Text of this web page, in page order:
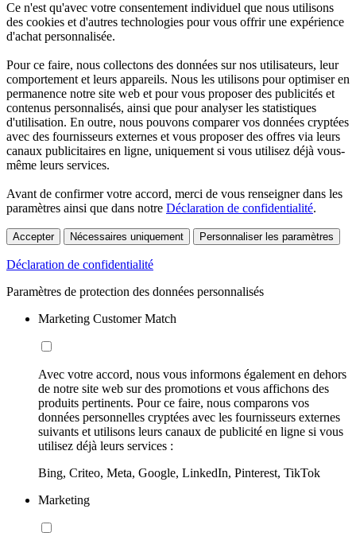
Ce n'est qu'avec votre consentement individuel que nous utilisons
des cookies et d'autres technologies pour vous offrir une expérience
d'achat personnalisée.
Pour ce faire, nous collectons des données sur nos utilisateurs, leur
comportement et leurs appareils. Nous les utilisons pour optimiser en
permanence notre site web et pour vous proposer des publicités et
contenus personnalisés, ainsi que pour analyser les statistiques
d'utilisation. En outre, nous pouvons comparer vos données cryptées
avec des fournisseurs externes et vous proposer des offres via leurs
canaux publicitaires en ligne, uniquement si vous utilisez déjà vous-
même leurs services.
Avant de confirmer votre accord, merci de vous renseigner dans les
paramètres ainsi que dans notre Déclaration de confidentialité.
Accepter Nécessaires uniquement Personnaliser les paramètres
Déclaration de confidentialité
Paramètres de protection des données personnalisés
Marketing Customer Match
Avec votre accord, nous vous informons également en dehors
de notre site web sur des promotions et vous affichons des
produits pertinents. Pour ce faire, nous comparons vos
données personnelles cryptées avec les fournisseurs externes
suivants et utilisons leurs canaux de publicité en ligne si vous
utilisez déjà leurs services :
Bing, Criteo, Meta, Google, LinkedIn, Pinterest, TikTok
Marketing